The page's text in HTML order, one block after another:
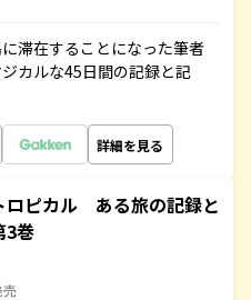
滞在することになった筆者
カルな45日間の記録と記
詳細を見る
ロピカル ある旅の記録と
巻
売